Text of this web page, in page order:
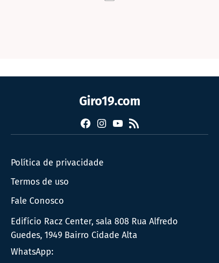
Giro19.com
FacebookInstagram
YouTube
RSS
Política de privacidade
Termos de uso
Fale Conosco
Edifício Racz Center, sala 808 Rua Alfredo
Guedes, 1949 Bairro Cidade Alta
WhatsApp: